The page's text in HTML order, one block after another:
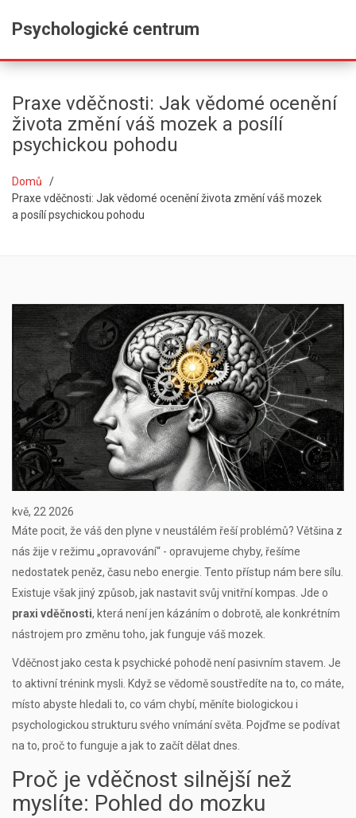
Psychologické centrum
Praxe vděčnosti: Jak vědomé ocenění
života změní váš mozek a posílí
psychickou pohodu
Domů
Praxe vděčnosti: Jak vědomé ocenění života změní váš mozek
a posílí psychickou pohodu
kvě, 22 2026
Máte pocit, že váš den plyne v neustálém řeší problémů? Většina z
nás žije v režimu „opravování“ - opravujeme chyby, řešíme
nedostatek peněz, času nebo energie. Tento přístup nám bere sílu.
Existuje však jiný způsob, jak nastavit svůj vnitřní kompas. Jde o
praxi vděčnosti, která není jen kázáním o dobrotě, ale konkrétním
nástrojem pro změnu toho, jak funguje váš mozek.
Vděčnost jako cesta k psychické pohodě není pasivním stavem. Je
to aktivní trénink mysli. Když se vědomě soustředíte na to, co máte,
místo abyste hledali to, co vám chybí, měníte biologickou i
psychologickou strukturu svého vnímání světa. Pojďme se podívat
na to, proč to funguje a jak to začít dělat dnes.
Proč je vděčnost silnější než
myslíte: Pohled do mozku